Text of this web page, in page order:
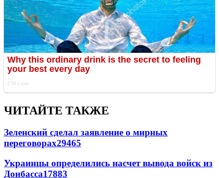
ЧИТАЙТЕ ТАКЖЕ
Зеленский сделал заявление о мирных
переговорах29465
Украинцы определились насчет вывода войск из
Донбасса17883